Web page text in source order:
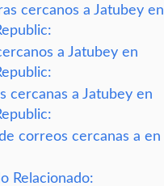
cercanos a Jatubey en
a Jatubey en
cercanas a Jatubey en
correos cercanas a en
Relacionado: